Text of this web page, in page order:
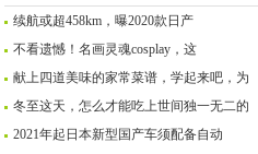
续航或超458km，曝2020款日产
不看遗憾！名画灵魂cosplay，这
献上四道美味的家常菜谱，学起来吧，为
冬至这天，怎么才能吃上世间独一无二的
2021年起日本新型国产车须配备自动